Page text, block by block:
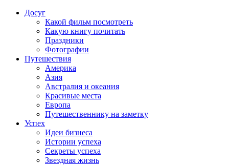
Досуг
Какой фильм посмотреть
Какую книгу почитать
Праздники
Фотографии
Путешествия
Америка
Азия
Австралия и океания
Красивые места
Европа
Путешественнику на заметку
Успех
Идеи бизнеса
Истории успеха
Секреты успеха
Звездная жизнь